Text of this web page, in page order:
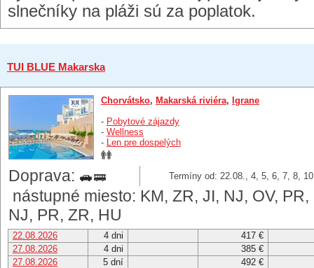
slnečníky na pláži sú za poplatok.
TUI BLUE Makarska
Chorvátsko, Makarská riviéra, Igrane
- Pobytové zájazdy
- Wellness
- Len pre dospelých
Doprava: Termíny od: 22.08., 4, 5, 6, 7, 8,
nástupné miesto: KM, ZR, JI, NJ, OV, PR,
NJ, PR, ZR, HU
22.08.2026 4 dni
417 €
27.08.2026
4 dni
385 €
27.08.2026
5 dní
492 €